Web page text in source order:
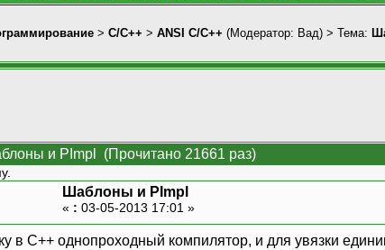
> C/C++ > ANSI С/С++ (Модератор: Вад) > Тема:
и PImpl (Прочитано 21661 раз)
Шаблоны и PImpl
« : 03-05-2013 17:01 »
в C++ однопроходный компилятор, и для увязки